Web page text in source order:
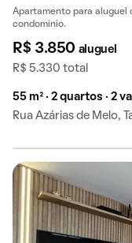
Apartamento para aluguel
condomínio.
R$ 3.850 aluguel
R$ 5.330 total
55 m² · 2 quartos · 2
Rua Azárias de Melo,